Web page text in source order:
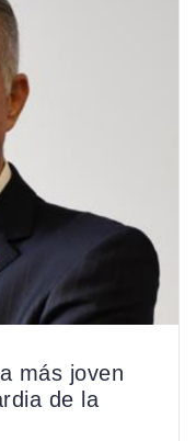
más joven
de la